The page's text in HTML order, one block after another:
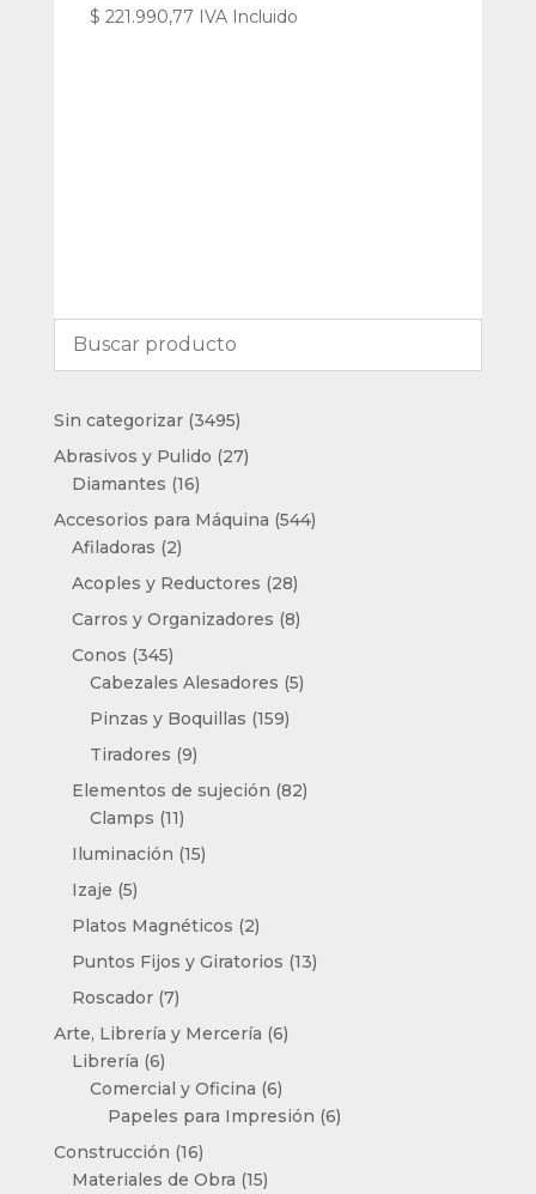
$ 221.990,77 IVA Incluido
Sin categorizar 34953495
productos
Abrasivos y Pulido 2727
Diamantes 1616
productos
Accesorios para Máquina 544544
Afiladoras 22
productos
Acoples y Reductores 2828
productos
Carros y Organizadores 88
Conos 345345
productos
Cabezales Alesadores 55
Pinzas y Boquillas 159159
Tiradores 99
productos
Elementos de sujeción 8282
Clamps 1111
productos
Iluminación 1515
Izaje 55
productos
Platos Magnéticos 22
productos
Puntos Fijos y Giratorios 1313
Roscador 77
productos
Arte, Librería y Mercería 66
Librería 66
productos
Comercial y Oficina 66
productos
Papeles para Impresión 66
Construcción 1616
productos
Materiales de Obra 1515